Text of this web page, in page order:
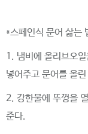
*스페인식 문어 삶는
1. 냄비에 올리브오
넣어주고 문어를 올
2. 강한불에 뚜껑을
준다.